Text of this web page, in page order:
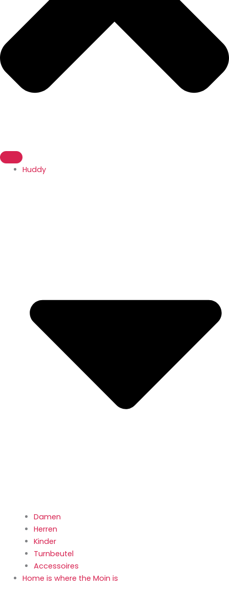
Huddy
Damen
Herren
Kinder
Turnbeutel
Accessoires
Home is where the Moin is